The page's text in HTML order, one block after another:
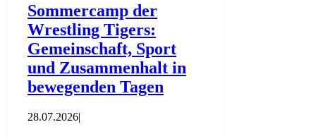
Sommercamp der
Wrestling Tigers:
Gemeinschaft, Sport
und Zusammenhalt in
bewegenden Tagen
28.07.2026|